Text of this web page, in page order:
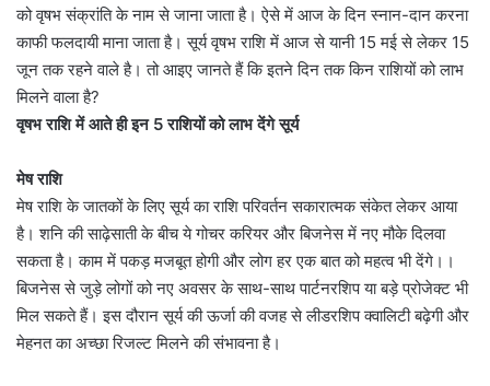
को वृषभ संक्रांति के नाम से जाना जाता है। ऐसे में आज के दिन स्नान-दान करना
काफी फलदायी माना जाता है। सूर्य वृषभ राशि में आज से यानी 15 मई से लेकर 15
जून तक रहने वाले है। तो आइए जानते हैं कि इतने दिन तक किन राशियों को लाभ
मिलने वाला है?
वृषभ राशि में आते ही इन 5 राशियों को लाभ देंगे सूर्य
मेष राशि
मेष राशि के जातकों के लिए सूर्य का राशि परिवर्तन सकारात्मक संकेत लेकर आया
है। शनि की साढ़ेसाती के बीच ये गोचर करियर और बिजनेस में नए मौके दिलवा
सकता है। काम में पकड़ मजबूत होगी और लोग हर एक बात को महत्व भी देंगे।।
बिजनेस से जुड़े लोगों को नए अवसर के साथ-साथ पार्टनरशिप या बड़े प्रोजेक्ट भी
मिल सकते हैं। इस दौरान सूर्य की ऊर्जा की वजह से लीडरशिप क्वालिटी बढ़ेगी और
मेहनत का अच्छा रिजल्ट मिलने की संभावना है।